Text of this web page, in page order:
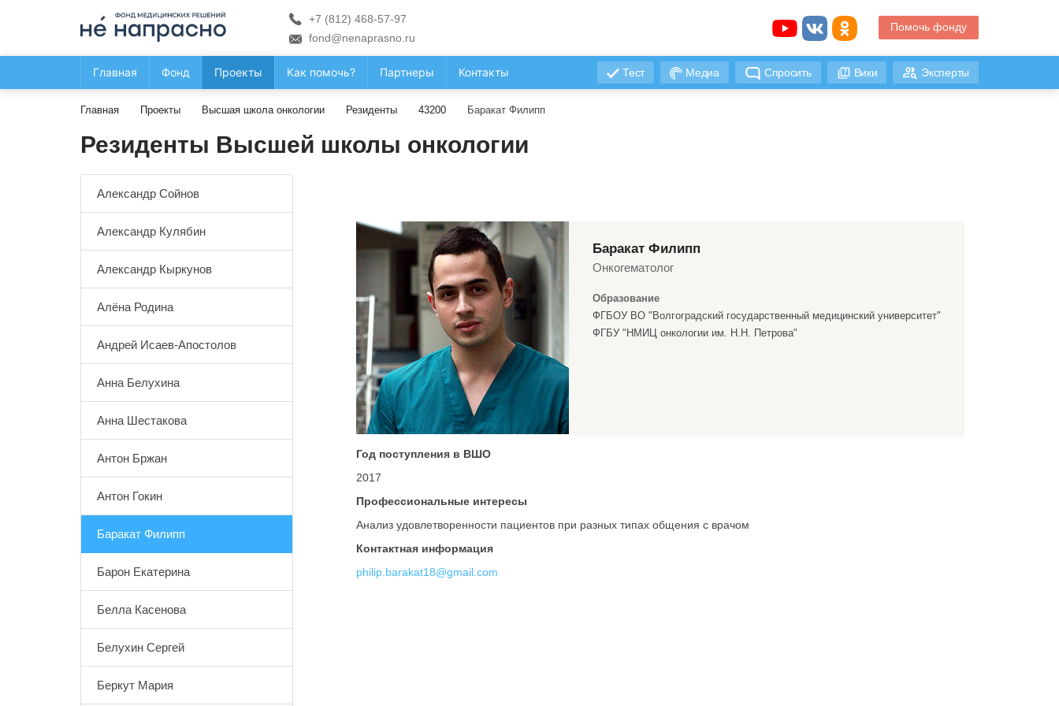
+7 (812) 468-57-97
fond@nenaprasno.ru
Помочь фонду
Главная Фонд Проекты Как помочь? Партнеры Контакты Тест Медиа Спросить Вики Эксперты
Главная Проекты Высшая школа онкологии Резиденты 43200 Баракат Филипп
Резиденты Высшей школы онкологии
Александр Сойнов
Александр Кулябин
Александр Кыркунов
Алёна Родина
Андрей Исаев-Апостолов
Анна Белухина
Анна Шестакова
Антон Бржан
Антон Гокин
Баракат Филипп
Барон Екатерина
Белла Касенова
Белухин Сергей
Беркут Мария
Баракат Филипп
Онкогематолог
Образование
ФГБОУ ВО "Волгоградский государственный медицинский университет"
ФГБУ "НМИЦ онкологии им. Н.Н. Петрова"
Год поступления в ВШО
2017
Профессиональные интересы
Анализ удовлетворенности пациентов при разных типах общения с врачом
Контактная информация
philip.barakat18@gmail.com